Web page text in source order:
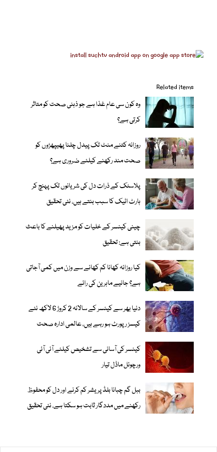
Related items
وہ کون سی عام غذا ہے جو ذہنی صحت کو متاثر
کرتی ہے؟
روزانہ کتنے منٹ تک پیدل چلنا پھیپھڑوں کو
صحت مند رکھنے کیلئے ضروری ہے؟
پلاسٹک کے ذرات دل کی شریانوں تک پہنچ کر
ہارٹ اٹیک کا سبب بنتے ہیں، نئی تحقیق
چینی کینسر کے خلیات کو مزید پھیلنے کا باعث
بنتی ہے: تحقیق
کیا روزانہ کھانا کم کھانے سے وزن میں کمی آجاتی
ہے؟ جانیے ماہرین کی رائے
دنیا بھر سے کینسر کے سالانہ 2 کروڑ 6 لاکھ نئے
کیسز رپورٹ ہو رہے ہیں، عالمی ادارہ صحت
کینسر کی آسانی سے تشخیص کیلئے آئی آئی
ورچوئل ماڈل تیار
ببل گم چبانا بلڈ پریشر کم کرنے اور دل کو محفوظ
رکھنے میں مددگار ثابت ہو سکتا ہے، نئی تحقیق